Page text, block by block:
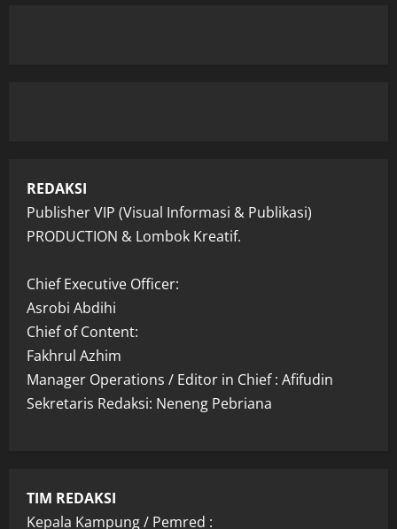
REDAKSI
Publisher VIP (Visual Informasi & Publikasi)
PRODUCTION & Lombok Kreatif.
Chief Executive Officer:
Asrobi Abdihi
Chief of Content:
Fakhrul Azhim
Manager Operations / Editor in Chief : Afifudin
Sekretaris Redaksi: Neneng Pebriana
TIM REDAKSI
Kepala Kampung / Pemred :